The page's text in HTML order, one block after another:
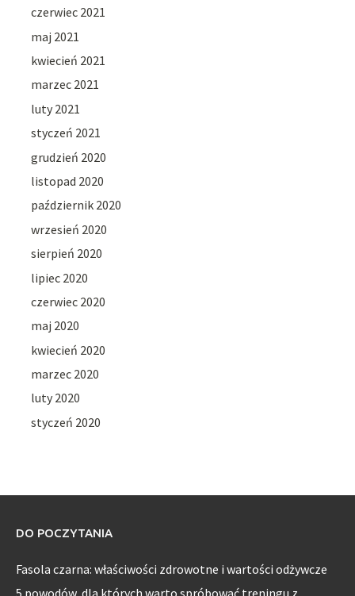
czerwiec 2021
maj 2021
kwiecień 2021
marzec 2021
luty 2021
styczeń 2021
grudzień 2020
listopad 2020
październik 2020
wrzesień 2020
sierpień 2020
lipiec 2020
czerwiec 2020
maj 2020
kwiecień 2020
marzec 2020
luty 2020
styczeń 2020
DO POCZYTANIA
Fasola czarna: właściwości zdrowotne i wartości odżywcze